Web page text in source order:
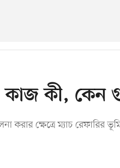
কাজ কী, কেন
করার ক্ষেত্রে ম্যাচ রেফারির